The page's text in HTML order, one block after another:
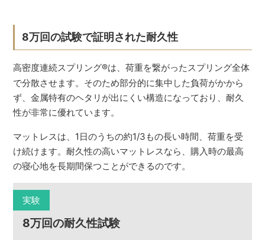
8万回の試験で証明された耐久性
高密度連続スプリング®は、荷重を繋がったスプリング全体
で分散させます。そのため部分的に集中した負荷がかから
ず、金属特有のヘタリが出にくい構造になっており、耐久
性が非常に優れています。
マットレスは、1日のうちの約1/3もの長い時間、荷重を受
け続けます。耐久性の高いマットレスなら、購入時の最高
の寝心地を長期間保つことができるのです。
実験
8万回の耐久性試験